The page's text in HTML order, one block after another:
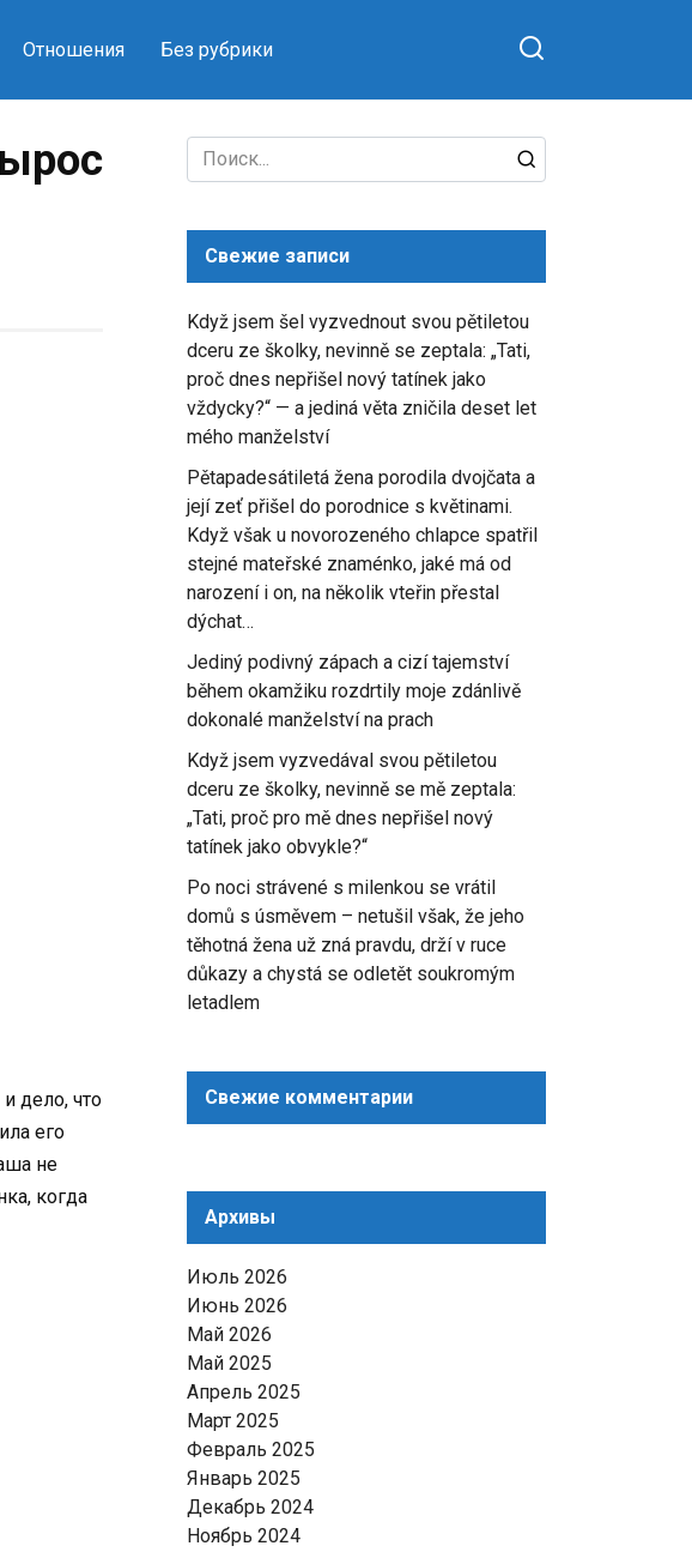
Отношения Без рубрики
дело, что
его
не
когда
Search
for:
Свежие записи
Když jsem šel vyzvednout svou pětiletou
dceru ze školky, nevinně se zeptala: „Tati,
proč dnes nepřišel nový tatínek jako
vždycky?“ — a jediná věta zničila deset let
mého manželství
Pětapadesátiletá žena porodila dvojčata a
její zeť přišel do porodnice s květinami.
Když však u novorozeného chlapce spatřil
stejné mateřské znaménko, jaké má od
narození i on, na několik vteřin přestal
dýchat…
Jediný podivný zápach a cizí tajemství
během okamžiku rozdrtily moje zdánlivě
dokonalé manželství na prach
Když jsem vyzvedával svou pětiletou
dceru ze školky, nevinně se mě zeptala:
„Tati, proč pro mě dnes nepřišel nový
tatínek jako obvykle?“
Po noci strávené s milenkou se vrátil
domů s úsměvem – netušil však, že jeho
těhotná žena už zná pravdu, drží v ruce
důkazy a chystá se odletět soukromým
letadlem
Свежие комментарии
Архивы
Июль 2026
Июнь 2026
Май 2026
Май 2025
Апрель 2025
Март 2025
Февраль 2025
Январь 2025
Декабрь 2024
Ноябрь 2024